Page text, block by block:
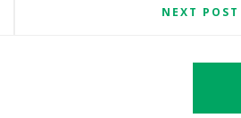
NEXT POST